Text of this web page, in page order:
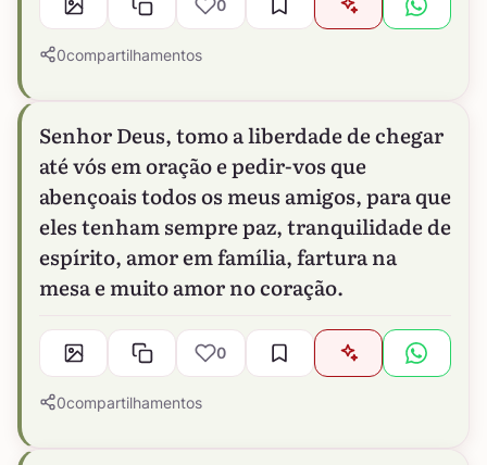
0
0compartilhamentos
Senhor Deus, tomo a liberdade de chegar
até vós em oração e pedir-vos que
abençoais todos os meus amigos, para que
eles tenham sempre paz, tranquilidade de
espírito, amor em família, fartura na
mesa e muito amor no coração.
0
0compartilhamentos